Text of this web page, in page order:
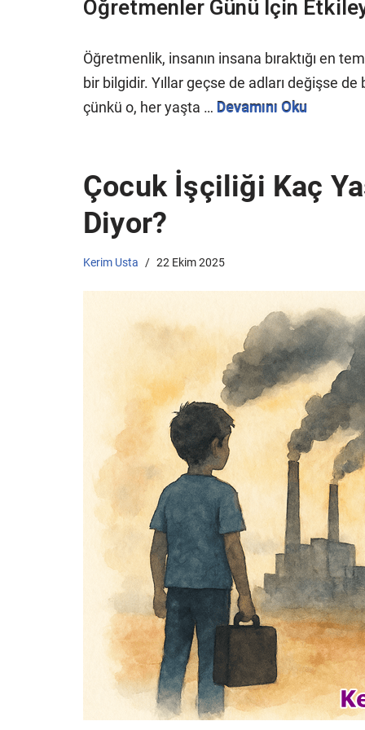
Öğretmenler Günü İçin
Öğretmenlik, insanın insana bıraktığı en
bir bilgidir. Yıllar geçse de adları değişse
çünkü o, her yaşta … Devamını Oku
Çocuk İşçiliği Kaç
Diyor?
Kerim Usta 22 Ekim 2025